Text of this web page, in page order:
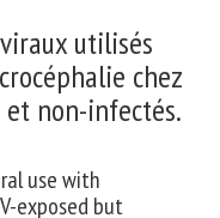
utilisés
chez
et non-infectés.
use with
exposed but